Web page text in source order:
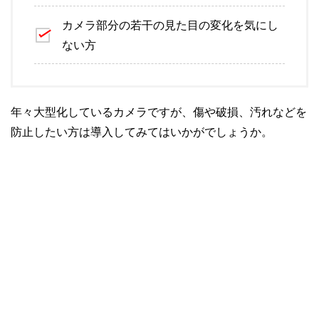
カメラ部分の若干の見た目の変化を気にし
ない方
年々大型化しているカメラですが、傷や破損、汚れなどを
防止したい方は導入してみてはいかがでしょうか。